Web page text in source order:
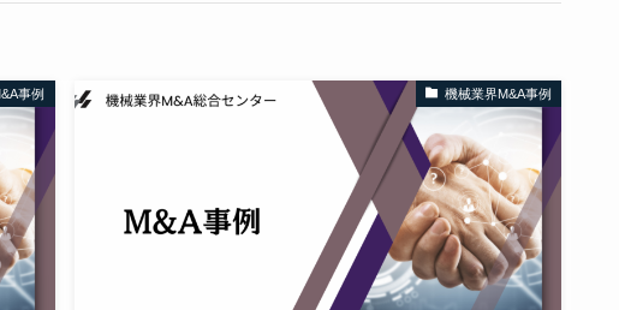
事例 機械業界M&A事例